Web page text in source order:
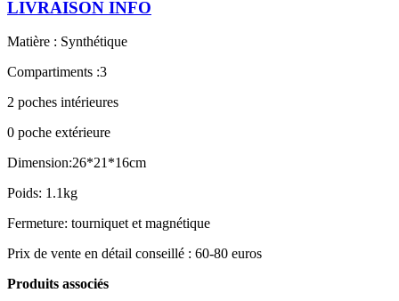
LIVRAISON INFO
Matière : Synthétique
Compartiments :3
2 poches intérieures
0 poche extérieure
Dimension:26*21*16cm
Poids: 1.1kg
Fermeture: tourniquet et magnétique
Prix de vente en détail conseillé : 60-80 euros
Produits associés